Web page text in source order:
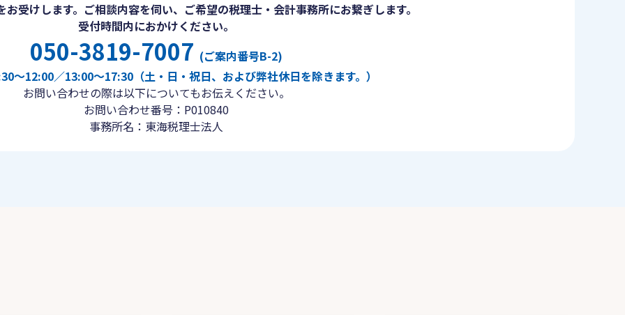
受けします。ご相談内容を伺い、ご希望の税理士・会計事務所にお繋ぎします。
受付時間内におかけください。
050-3819-7007 (ご案内番号B-2)
〜12:00／13:00〜17:30（土・日・祝日、および弊社休日を除きます。）
お問い合わせの際は以下についてもお伝えください。
お問い合わせ番号：P010840
事務所名：東海税理士法人